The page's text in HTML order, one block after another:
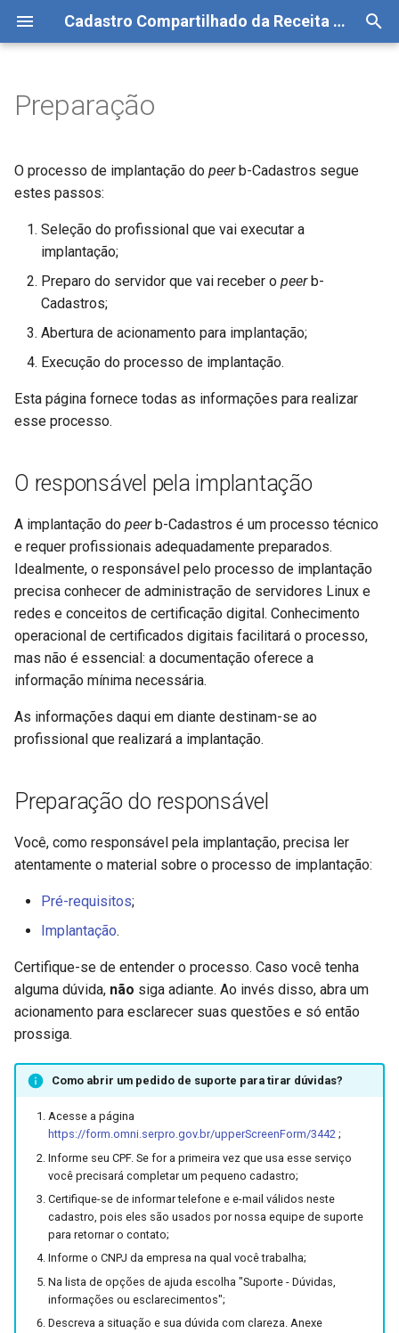
Cadastro Compartilhado da Receita Federal
i
a
s
u
O responsável pela
Preparação do responsável
Preparação do servidor
Certificado digital
Envio do procedimento para
O que fazer em caso de
usar?
Links úteis
Como consultar
Como replicar
Manutenção do Peer
Cadastro de Pessoa Física
Cadastro de Pessoa Jurídica
Cadastro de Atividade
Econômica Pessoa Física
Dívida Ativa da União
Preparação
O processo de implantação do peerb-Cadastros segue
estes passos:
Seleção do profissional que vai executar a
implantação;
Preparo do servidor que vai receber o peerb-
Cadastros;
Abertura de acionamento para implantação;
Execução do processo de implantação.
Esta página fornece todas as informações para realizar
esse processo.
O responsável pela implantação
A implantação do peerb-Cadastros é um processo técnico
e requer profissionais adequadamente preparados.
Idealmente, o responsável pelo processo de implantação
precisa conhecer de administração de servidores Linux e
redes e conceitos de certificação digital. Conhecimento
operacional de certificados digitais facilitará o processo,
mas não é essencial: a documentação oferece a
informação mínima necessária.
As informações daqui em diante destinam-se ao
profissional que realizará a implantação.
Preparação do responsável
Você, como responsável pela implantação, precisa ler
atentamente o material sobre o processo de implantação:
Pré-requisitos;
Implantação.
Certifique-se de entender o processo. Caso você tenha
alguma dúvida, não siga adiante. Ao invés disso, abra um
acionamento para esclarecer suas questões e só então
prossiga.
Como abrir um pedido de suporte para tirar dúvidas?
Acesse a página
https://form.omni.serpro.gov.br/upperScreenForm/3442;
Informe seu CPF. Se for a primeira vez que usa esse serviço
você precisará completar um pequeno cadastro;
Certifique-se de informar telefone e e-mail válidos neste
cadastro, pois eles são usados por nossa equipe de suporte
para retornar o contato;
Informe o CNPJ da empresa na qual você trabalha;
Na lista de opções de ajuda escolha "Suporte - Dúvidas,
informações ou esclarecimentos";
Descreva a situação e sua dúvida com clareza. Anexe